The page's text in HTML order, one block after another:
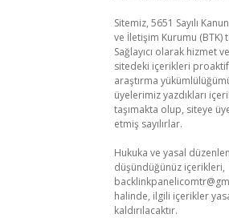
Sitemiz, 5651 Sayılı
ve İletişim Kurumu (BTK)
Sağlayıcı olarak hizmet
sitedeki içerikleri
araştırma
üyelerimiz yazdıkları
taşımakta olup, siteye
etmiş sayılırlar.
Hukuka ve yasal
düşündüğünüz içerikleri,
halinde, ilgili içerikler
kaldırılacaktır.